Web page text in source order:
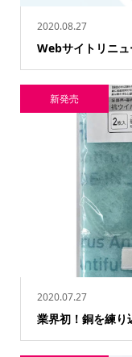
2020.08.27
Webサイトリニ
2020.07.27
業界初！銅を練り
新発売